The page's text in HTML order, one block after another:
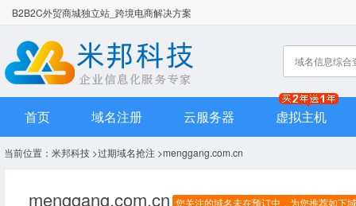
B2B2C外贸商城独立站_跨境电商解决方案
首页 域名注册 云服务器 虚拟主机
当前位置： 米邦科技 >过期域名抢注 >menggang.com.cn
menggang.com.cn 您关注的域名未在预订中，为您推荐如下